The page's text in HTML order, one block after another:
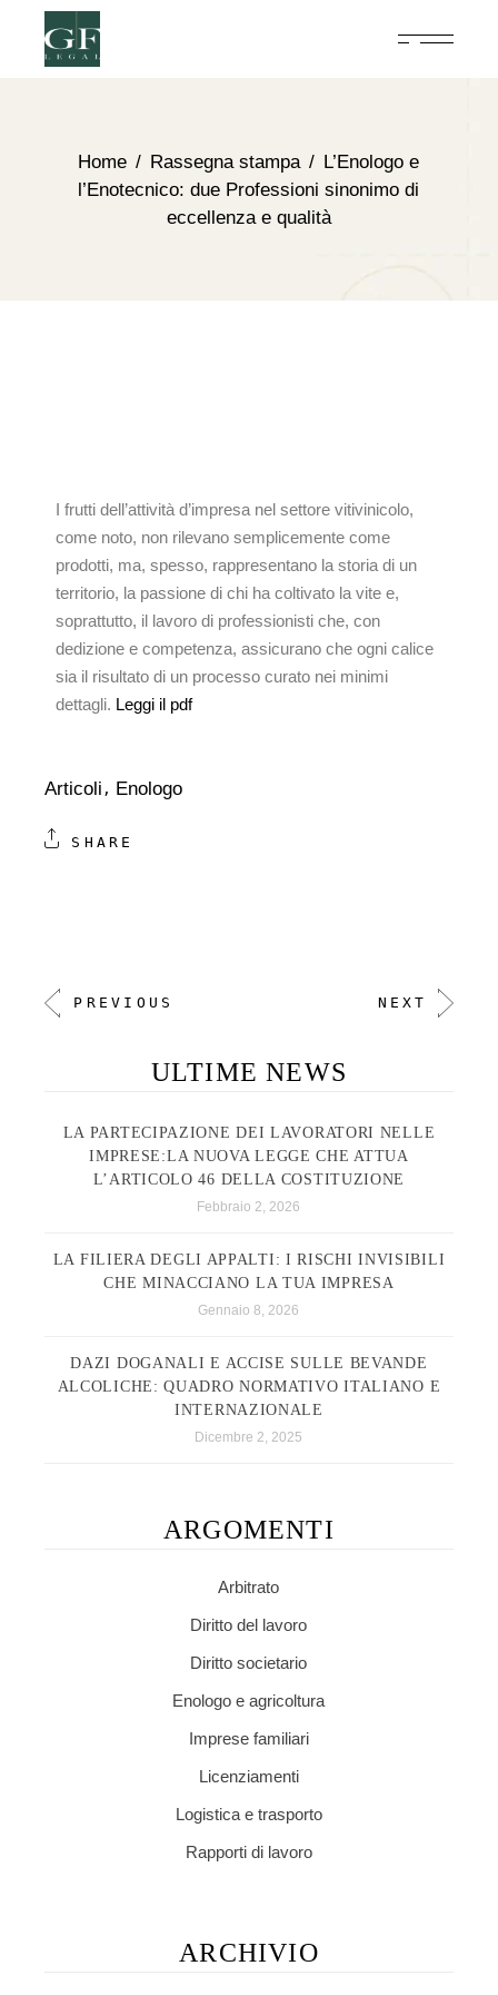
Home Rassegna stampa
L’Enologo e
l’Enotecnico: due Professioni sinonimo di
eccellenza e qualità
I frutti dell’attività d’impresa nel settore vitivinicolo,
come noto, non rilevano semplicemente come
prodotti, ma, spesso, rappresentano la storia di un
territorio, la passione di chi ha coltivato la vite e,
soprattutto, il lavoro di professionisti che, con
dedizione e competenza, assicurano che ogni calice
sia il risultato di un processo curato nei minimi
dettagli. Leggi il pdf
Articoli Enologo
SHARE
PREVIOUS NEXT
ULTIME NEWS
LA PARTECIPAZIONE DEI LAVORATORI NELLE
IMPRESE:LA NUOVA LEGGE CHE ATTUA
L’ARTICOLO 46 DELLA COSTITUZIONE
Febbraio 2, 2026
LA FILIERA DEGLI APPALTI: I RISCHI INVISIBILI
CHE MINACCIANO LA TUA IMPRESA
Gennaio 8, 2026
DAZI DOGANALI E ACCISE SULLE BEVANDE
ALCOLICHE: QUADRO NORMATIVO ITALIANO E
INTERNAZIONALE
Dicembre 2, 2025
ARGOMENTI
Arbitrato
Diritto del lavoro
Diritto societario
Enologo e agricoltura
Imprese familiari
Licenziamenti
Logistica e trasporto
Rapporti di lavoro
ARCHIVIO